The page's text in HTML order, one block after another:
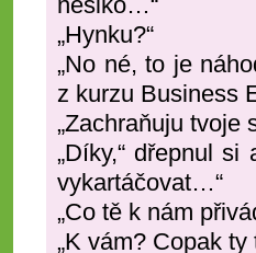
„Hynku?“
„No né, to je
z kurzu Business
„Zachraňuju tvoje
„Díky,“ dřepnul
vykartáčovat…“
„Co tě k nám
„K vám? Copak ty